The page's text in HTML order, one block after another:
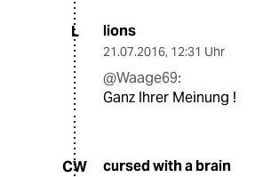
L lions
21.07.2016, 12:31 Uhr
@Waage69:
Ganz Ihrer Meinung !
CW cursed with a brain